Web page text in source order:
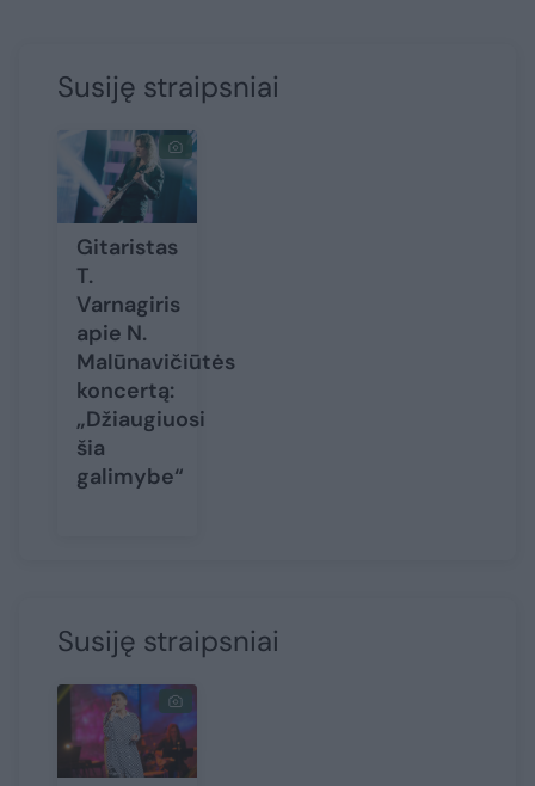
Susiję straipsniai
Gitaristas
T.
Varnagiris
apie N.
Malūnavičiūtės
koncertą:
„Džiaugiuosi
šia
galimybe“
Susiję straipsniai